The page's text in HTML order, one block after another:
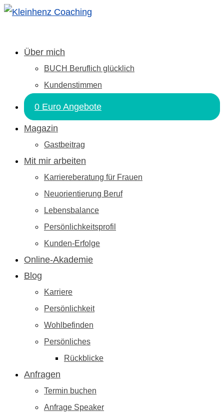
Über mich
BUCH Beruflich glücklich
Kundenstimmen
0 Euro Angebote
Magazin
Gastbeitrag
Mit mir arbeiten
Karriereberatung für Frauen
Neuorientierung Beruf
Lebensbalance
Persönlichkeitsprofil
Kunden-Erfolge
Online-Akademie
Blog
Karriere
Persönlichkeit
Wohlbefinden
Persönliches
Rückblicke
Anfragen
Termin buchen
Anfrage Speaker